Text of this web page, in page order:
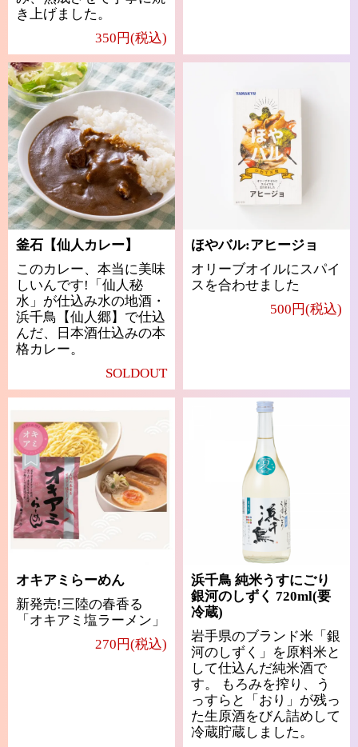
き上げました。
350円(税込)
釜石【仙人カレー】
このカレー、本当に美味
しいんです!「仙人秘
水」が仕込み水の地酒・
浜千鳥【仙人郷】で仕込
んだ、日本酒仕込みの本
格カレー。
SOLDOUT
ほやバル:アヒージョ
オリーブオイルにスパイ
スを合わせました
500円(税込)
オキアミらーめん
新発売!三陸の春香る
「オキアミ塩ラーメン」
270円(税込)
浜千鳥 純米うすにごり
銀河のしずく 720ml(要
冷蔵)
岩手県のブランド米「銀
河のしずく」を原料米と
して仕込んだ純米酒で
す。 もろみを搾り、う
っすらと「おり」が残っ
た生原酒をびん詰めして
冷蔵貯蔵しました。